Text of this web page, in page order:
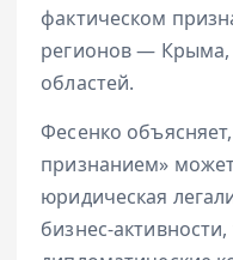
фактическом
регионов — Крыма,
областей.
Фесенко
признанием»
юридическая
бизнес-